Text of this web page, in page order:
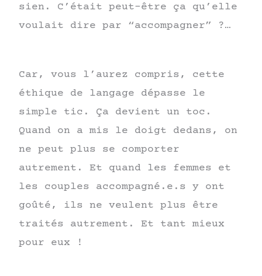
sien. C’était peut-être ça qu’elle
voulait dire par “accompagner” ?…
Car, vous l’aurez compris, cette
éthique de langage dépasse le
simple tic. Ça devient un toc.
Quand on a mis le doigt dedans, on
ne peut plus se comporter
autrement. Et quand les femmes et
les couples accompagné.e.s y ont
goûté, ils ne veulent plus être
traités autrement. Et tant mieux
pour eux !